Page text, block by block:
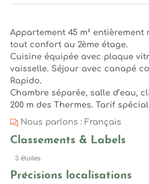
Appartement 45 m² entièrement
tout confort au 2ème étage.
Cuisine équipée avec plaque
vaisselle. Séjour avec canapé
Rapido.
Chambre séparée, salle d’eau,
200 m des Thermes. Tarif
Nous parlons : Français
Classements & Labels
3 étoiles
Précisions localisations